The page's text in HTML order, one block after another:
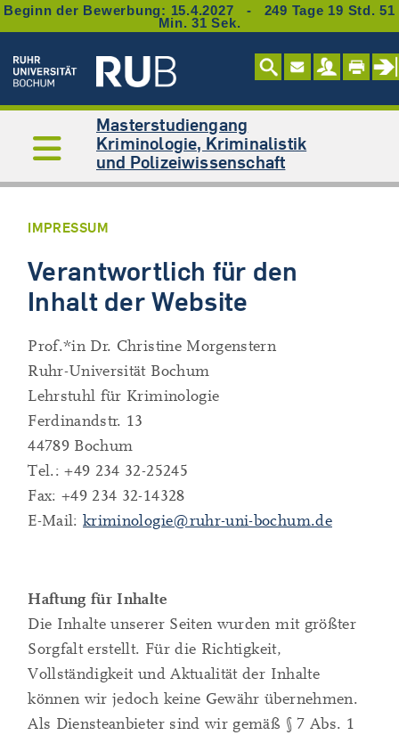
Beginn der Bewerbung: 15.4.2027 - 249 Tage 19 Std. 51
Min. 31 Sek.
Masterstudiengang
Kriminologie, Kriminalistik
und Polizeiwissenschaft
IMPRESSUM
Verantwortlich für den
Inhalt der Website
Prof.*in Dr. Christine Morgenstern
Ruhr-Universität Bochum
Lehrstuhl für Kriminologie
Ferdinandstr. 13
44789 Bochum
Tel.: +49 234 32-25245
Fax: +49 234 32-14328
E-Mail:kriminologie@ruhr-uni-bochum.de
Haftung für Inhalte
Die Inhalte unserer Seiten wurden mit größter
Sorgfalt erstellt. Für die Richtigkeit,
Vollständigkeit und Aktualität der Inhalte
können wir jedoch keine Gewähr übernehmen.
Als Diensteanbieter sind wir gemäß § 7 Abs. 1